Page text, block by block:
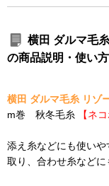
横田 ダルマ毛
の商品説明・使い方
横田 ダルマ毛糸 リゾ
m巻 秋冬毛糸
【ネ
添え糸などにも使い
取り、合わせ糸などに